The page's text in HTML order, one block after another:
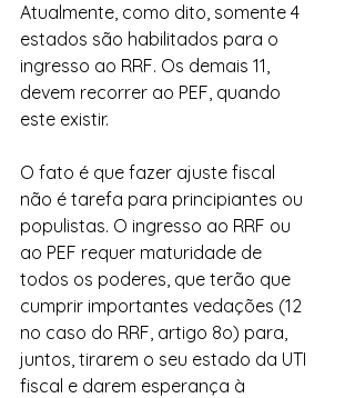
Atualmente, como dito, somente 4
estados são habilitados para o
ingresso ao RRF. Os demais 11,
devem recorrer ao PEF, quando
este existir.
O fato é que fazer ajuste fiscal
não é tarefa para principiantes ou
populistas. O ingresso ao RRF ou
ao PEF requer maturidade de
todos os poderes, que terão que
cumprir importantes vedações (12
no caso do RRF, artigo 8o) para,
juntos, tirarem o seu estado da UTI
fiscal e darem esperança à